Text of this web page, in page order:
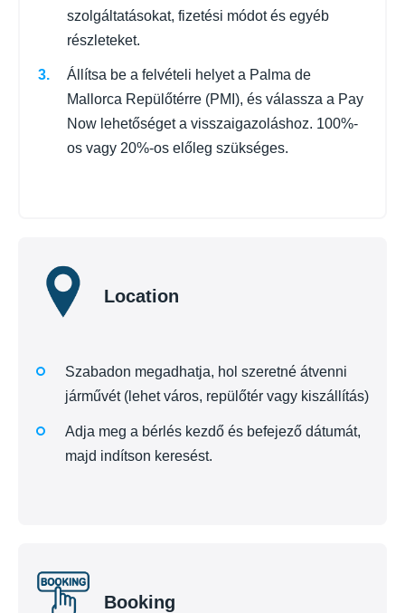
szolgáltatásokat, fizetési módot és egyéb
részleteket.
Állítsa be a felvételi helyet a Palma de
Mallorca Repülőtérre (PMI), és válassza a Pay
Now lehetőséget a visszaigazoláshoz. 100%-
os vagy 20%-os előleg szükséges.
Location
Szabadon megadhatja, hol szeretné átvenni
járművét (lehet város, repülőtér vagy kiszállítás)
Adja meg a bérlés kezdő és befejező dátumát,
majd indítson keresést.
Booking